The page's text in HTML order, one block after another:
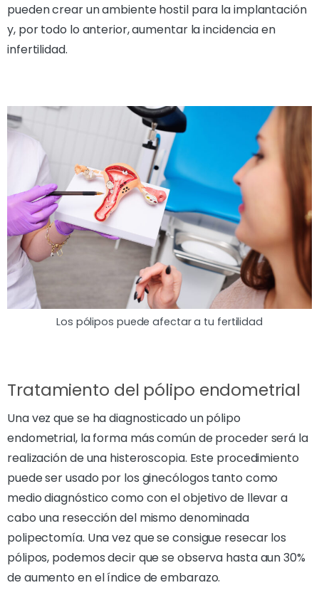
pueden crear un ambiente hostil para la implantación
y, por todo lo anterior, aumentar la incidencia en
infertilidad.
Los pólipos puede afectar a tu fertilidad
Tratamiento del pólipo endometrial
Una vez que se ha diagnosticado un pólipo
endometrial, la forma más común de proceder será la
realización de una histeroscopia. Este procedimiento
puede ser usado por los ginecólogos tanto como
medio diagnóstico como con el objetivo de llevar a
cabo una resección del mismo denominada
polipectomía. Una vez que se consigue resecar los
pólipos, podemos decir que se observa hasta aun 30%
de aumento en el índice de embarazo.